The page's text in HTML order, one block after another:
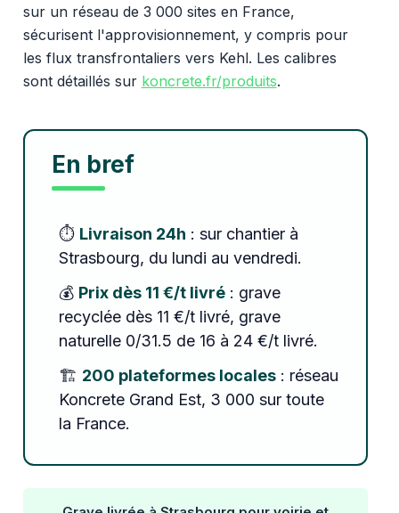
sur un réseau de 3 000 sites en France,
sécurisent l'approvisionnement, y compris pour
les flux transfrontaliers vers Kehl. Les calibres
sont détaillés sur koncrete.fr/produits.
En bref
⏱️ Livraison 24h : sur chantier à
Strasbourg, du lundi au vendredi.
💰 Prix dès 11 €/t livré: grave
recyclée dès 11 €/t livré, grave
naturelle 0/31.5 de 16 à 24 €/t livré.
🏗️ 200 plateformes locales: réseau
Koncrete Grand Est, 3 000 sur toute
la France.